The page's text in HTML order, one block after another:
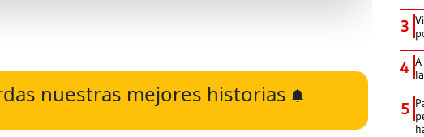
nuestras mejores historias
3
4
5